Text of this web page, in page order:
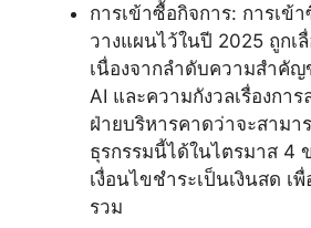
การเข้าซื้อกิจการ: การเข้
วางแผนไว้ในปี 2025 ถูกเ
เนื่องจากลำดับความสำคั
AI และความกังวลเรื่องกา
ฝ่ายบริหารคาดว่าจะสามา
ธุรกรรมนี้ได้ในไตรมาส 4
เงื่อนไขชำระเป็นเงินสด เ
รวม